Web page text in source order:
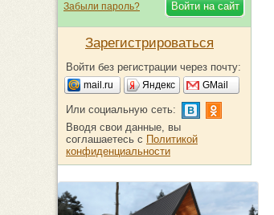
Забыли пароль?
Зарегистрироваться
Войти без регистрации через почту:
mail.ru Яндекс GMail
Или социальную сеть:
Вводя свои данные, вы
соглашаетесь с Политикой
конфиденциальности